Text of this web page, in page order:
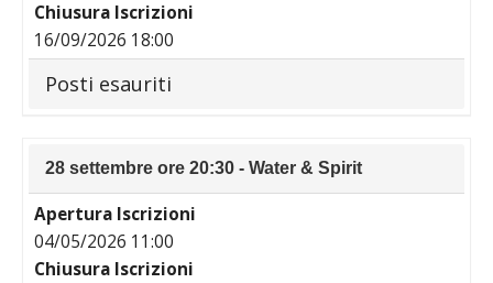
Chiusura Iscrizioni
16/09/2026 18:00
Posti esauriti
28 settembre ore 20:30 - Water & Spirit
Apertura Iscrizioni
04/05/2026 11:00
Chiusura Iscrizioni